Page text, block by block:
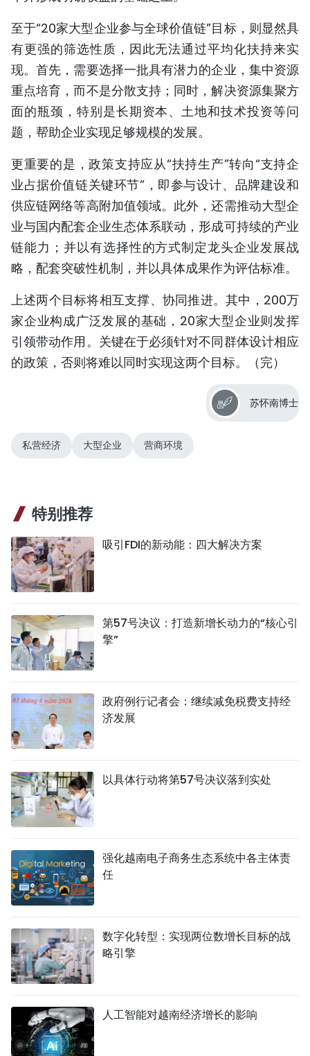
至于“20家大型企业参与全球价值链”目标，则显然具
有更强的筛选性质，因此无法通过平均化扶持来实
现。首先，需要选择一批具有潜力的企业，集中资源
重点培育，而不是分散支持；同时，解决资源集聚方
面的瓶颈，特别是长期资本、土地和技术投资等问
题，帮助企业实现足够规模的发展。
更重要的是，政策支持应从“扶持生产”转向“支持企
业占据价值链关键环节”，即参与设计、品牌建设和
供应链网络等高附加值领域。此外，还需推动大型企
业与国内配套企业生态体系联动，形成可持续的产业
链能力；并以有选择性的方式制定龙头企业发展战
略，配套突破性机制，并以具体成果作为评估标准。
上述两个目标将相互支撑、协同推进。其中，200万
家企业构成广泛发展的基础，20家大型企业则发挥
引领带动作用。关键在于必须针对不同群体设计相应
的政策，否则将难以同时实现这两个目标。（完）
苏怀南博士
私营经济 大型企业 营商环境
特别推荐
吸引FDI的新动能：四大解决方案
第57号决议：打造新增长动力的“核心引
擎”
政府例行记者会：继续减免税费支持经
济发展
以具体行动将第57号决议落到实处
强化越南电子商务生态系统中各主体责
任
数字化转型：实现两位数增长目标的战
略引擎
人工智能对越南经济增长的影响